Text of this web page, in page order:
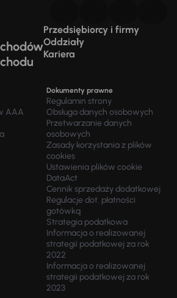
Przedsiębiorcy i firmy
Oddziały
Kariera
AAA
Dokumenty prawne
Regulamin strony
Obsługa danych osobowych
Przetwarzanie danych
osobowych
Zasady korzystania z plików
cookies
Ustawienia plików cookie
DataAct
Cennik sprzedaży dodatkowej
Regulacje dot. płatności
gotówką
Strategia podatkowa
Informacja o realizowanej
strategii podatkowej za rok
2022
Informacja o realizowanej
strategii podatkowej za rok
2023